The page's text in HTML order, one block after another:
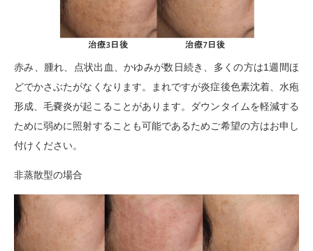
赤み、腫れ、点状出血、かゆみが数日続き、多くの方は1週間ほ
どでかさぶたがなくなります。まれですが炎症後色素沈着、水疱
形成、毛嚢炎が起こることがあります。ダウンタイムを軽減する
ために弱めに照射することも可能であるためご希望の方はお申し
付けください。
非蒸散型の場合